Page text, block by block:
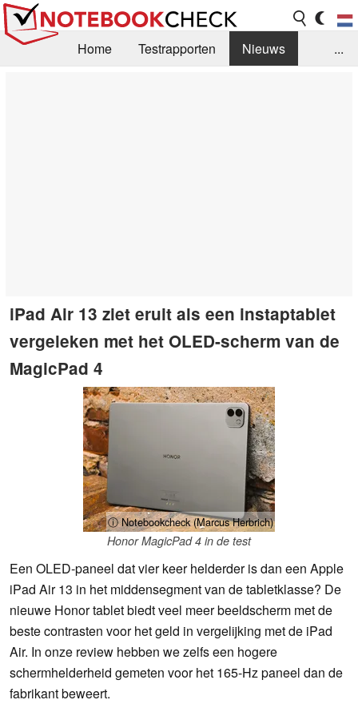
Home Testrapporten
Nieuws
...
iPad Air 13 ziet eruit als een instaptablet
vergeleken met het OLED-scherm van de
MagicPad 4
ⓘ Notebookcheck (Marcus Herbrich)
Honor MagicPad 4 in de test
Een OLED-paneel dat vier keer helderder is dan een Apple
iPad Air 13 in het middensegment van de tabletklasse? De
nieuwe Honor tablet biedt veel meer beeldscherm met de
beste contrasten voor het geld in vergelijking met de iPad
Air. In onze review hebben we zelfs een hogere
schermhelderheid gemeten voor het 165-Hz paneel dan de
fabrikant beweert.